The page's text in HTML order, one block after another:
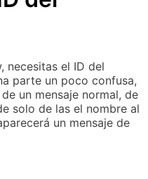
necesitas el ID del
parte un poco confusa,
un mensaje normal, de
solo de las el nombre al
un mensaje de